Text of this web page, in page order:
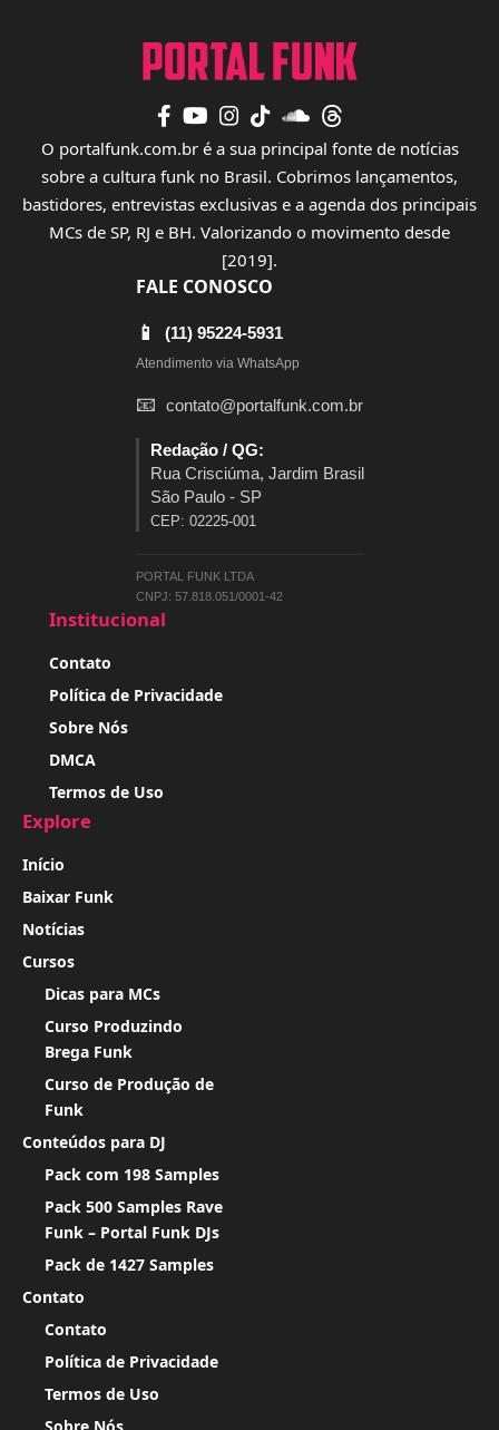
O portalfunk.com.br é a sua principal fonte de notícias
sobre a cultura funk no Brasil. Cobrimos lançamentos,
bastidores, entrevistas exclusivas e a agenda dos principais
MCs de SP, RJ e BH. Valorizando o movimento desde
[2019].
FALE CONOSCO
📱 (11) 95224-5931
Atendimento via WhatsApp
📧 contato@portalfunk.com.br
Redação / QG:
Rua Crisciúma, Jardim Brasil
São Paulo - SP
CEP: 02225-001
PORTAL FUNK LTDA
CNPJ: 57.818.051/0001-42
Institucional
Contato
Política de Privacidade
Sobre Nós
DMCA
Termos de Uso
Explore
Início
Baixar Funk
Notícias
Cursos
Dicas para MCs
Curso Produzindo
Brega Funk
Curso de Produção de
Funk
Conteúdos para DJ
Pack com 198 Samples
Pack 500 Samples Rave
Funk – Portal Funk DJs
Pack de 1427 Samples
Contato
Contato
Política de Privacidade
Termos de Uso